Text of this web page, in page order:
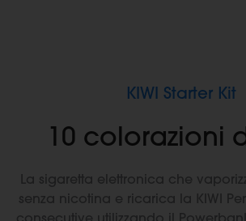
KIWI Starter Kit
10 colorazioni
La sigaretta elettronica che
senza nicotina e ricarica la KIWI